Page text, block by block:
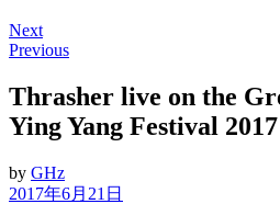
Next
Previous
Thrasher live on the
Ying Yang Festival 2017
by GHz
2017年6月21日